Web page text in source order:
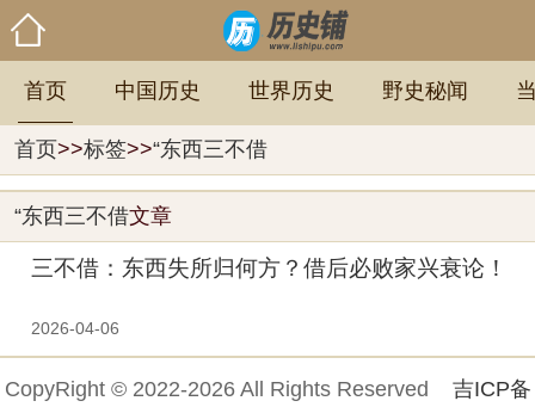
首页 中国历史 世界历史 野史秘闻
首页>>标签>>“东西三不借
“东西三不借文章
三不借：东西失所归何方？借后必败家兴衰论！
2026-04-06
CopyRight © 2022-2026 All Rights Reserved 吉ICP备